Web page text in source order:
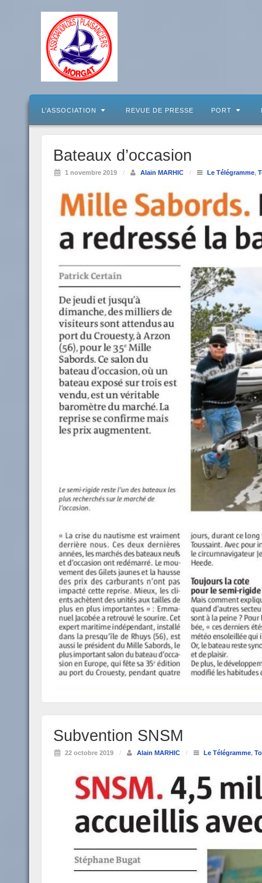
L’ASSOCIATION REVUE DE PRESSE PORT
Bateaux d’occasion
1 novembre 2019 / Alain MARHIC / Le Télégramme,
Subvention SNSM
22 octobre 2019 / Alain MARHIC / Le Télégramme,